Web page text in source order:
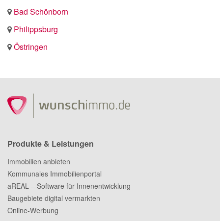
Bad Schönborn
Philippsburg
Östringen
Produkte & Leistungen
Immobilien anbieten
Kommunales Immobilienportal
aREAL – Software für Innenentwicklung
Baugebiete digital vermarkten
Online-Werbung